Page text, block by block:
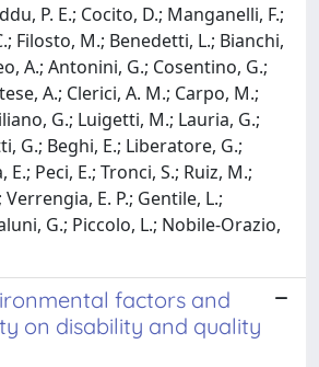
P. E.; Cocito, D.; Manganelli, F.;
Filosto, M.; Benedetti, L.; Bianchi,
A.; Antonini, G.; Cosentino, G.;
A.; Clerici, A. M.; Carpo, M.;
G.; Luigetti, M.; Lauria, G.;
G.; Beghi, E.; Liberatore, G.;
Peci, E.; Tronci, S.; Ruiz, M.;
E. P.; Gentile, L.;
G.; Piccolo, L.; Nobile-Orazio,
factors and
on disability and quality